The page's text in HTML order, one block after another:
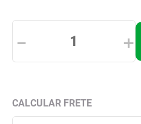
＋
－ ortese polegar punho